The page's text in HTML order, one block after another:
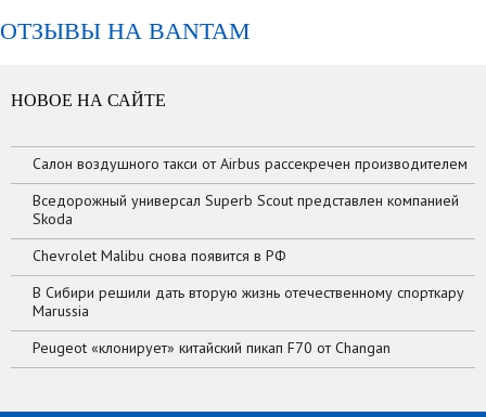
ОТЗЫВЫ НА BANTAM
НОВОЕ НА САЙТЕ
Салон воздушного такси от Airbus рассекречен производителем
Вседорожный универсал Superb Scout представлен компанией
Skoda
Chevrolet Malibu снова появится в РФ
В Сибири решили дать вторую жизнь отечественному спорткару
Marussia
Peugeot «клонирует» китайский пикап F70 от Changan